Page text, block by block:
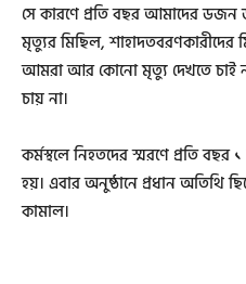
সে কারণে প্রতি বছর আমাদের ডজন
মৃত্যুর মিছিল, শাহাদতবরণকারীদের
আমরা আর কোনো মৃত্যু দেখতে চাই
চায় না।
কর্মস্থলে নিহতদের স্মরণে প্রতি বছর
হয়। এবার অনুষ্ঠানে প্রধান অতিথি
কামাল।